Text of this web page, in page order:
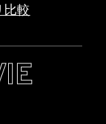
比較